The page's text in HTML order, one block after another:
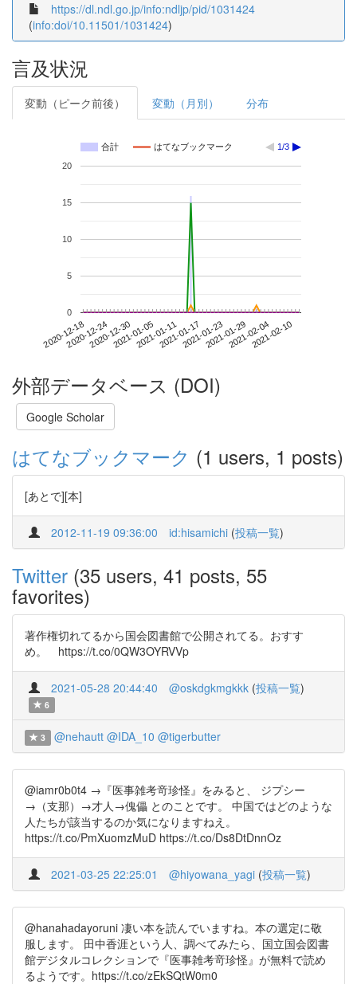
https://dl.ndl.go.jp/info:ndljp/pid/1031424
(info:doi/10.11501/1031424)
言及状況
変動（ピーク前後） 変動（月別） 分布
合計 はてなブックマーク 1/3
2020-12-182020-12-242020-12-302021-01-052021-01-112021-01-172021-01-232021-01-292021-02-042021-02-10
0
5
10
15
20
外部データベース (DOI)
Google Scholar
はてなブックマーク (1 users, 1 posts)
[あとで][本]
2012-11-19 09:36:00 id:hisamichi (投稿一覧)
Twitter (35 users, 41 posts, 55
favorites)
著作権切れてるから国会図書館で公開されてる。おすす
め。 https://t.co/0QW3OYRVVp
2021-05-28 20:44:40 @oskdgkmgkkk (投稿一覧)
6
3 @nehautt @IDA_10 @tigerbutter
@iamr0b0t4 →『医事雑考竒珍怪』をみると、 ジプシー
→（支那）→才人→傀儡 とのことです。 中国ではどのような
人たちが該当するのか気になりますねえ。
https://t.co/PmXuomzMuD https://t.co/Ds8DtDnnOz
2021-03-25 22:25:01 @hiyowana_yagi (投稿一覧)
@hanahadayoruni 凄い本を読んでいますね。本の選定に敬
服します。 田中香涯という人、調べてみたら、国立国会図書
館デジタルコレクションで『医事雑考竒珍怪』が無料で読め
るようです。https://t.co/zEkSQtW0m0